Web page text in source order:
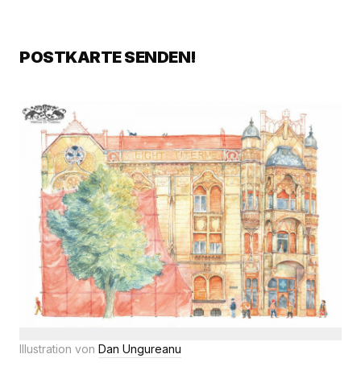
POSTKARTE SENDEN!
Illustration von Dan Ungureanu